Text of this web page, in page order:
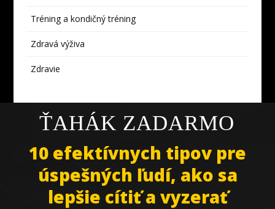
Tréning a kondičný tréning
Zdravá výživa
Zdravie
ŤAHÁK ZADARMO
10 efektívnych tipov pre
úspešných ľudí, ako sa
lepšie cítiť a vyzerať